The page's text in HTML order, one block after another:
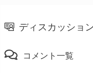
ディスカッショ
コメント一覧